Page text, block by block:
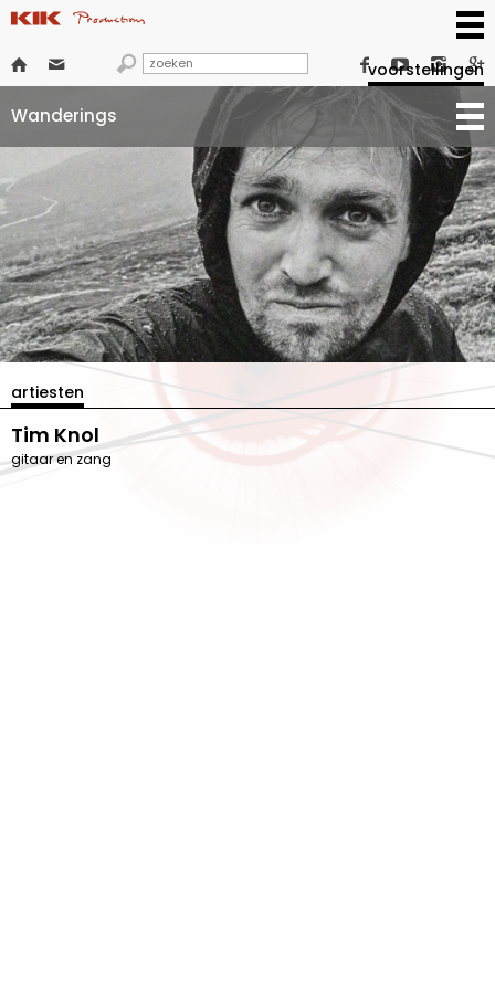
      
voorstellingen
Wanderings
artiesten
Tim Knol
gitaar en zang